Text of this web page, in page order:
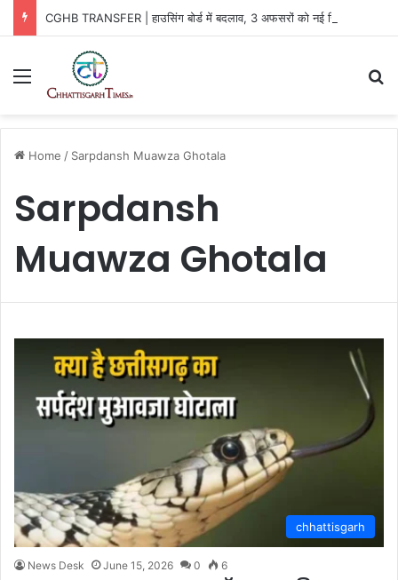
CGHB TRANSFER | हाउसिंग बोर्ड में बदलाव, 3 अफसरों को नई जिम्मेदारी
Menu
Home / Sarpdansh Muawza Ghotala
Sarpdansh
Muawza Ghotala
chhattisgarh
News Desk June 15, 2026 0 6